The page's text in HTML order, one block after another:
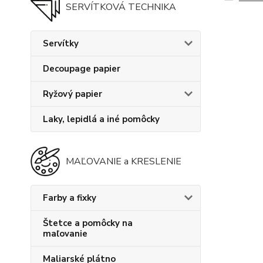
SERVÍTKOVÁ TECHNIKA
Servítky
Decoupage papier
Ryžový papier
Laky, lepidlá a iné pomôcky
MAĽOVANIE a KRESLENIE
Farby a fixky
Štetce a pomôcky na
maľovanie
Maliarské plátno